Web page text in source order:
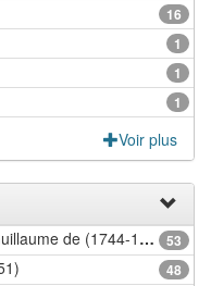
16
1
1
1
Voir plus
53
de (1744-1826)
48